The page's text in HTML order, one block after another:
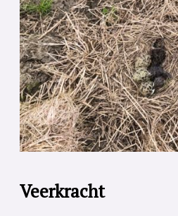
Veerkracht